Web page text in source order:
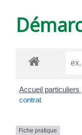
Accueil particuliers
contrat
Fiche pratique